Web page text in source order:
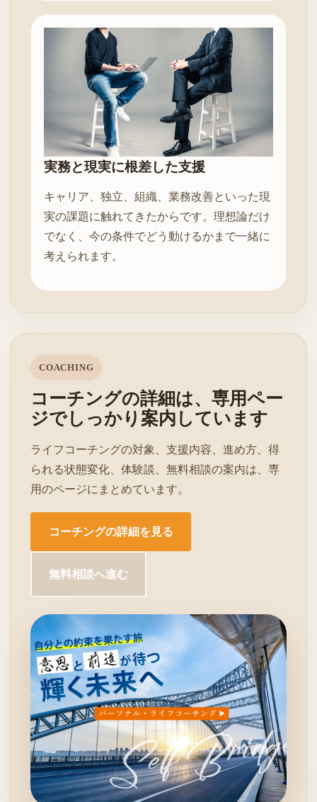
実務と現実に根差した支援
キャリア、独立、組織、業務改善といった現
実の課題に触れてきたからです。理想論だけ
でなく、今の条件でどう動けるかまで一緒に
考えられます。
COACHING
コーチングの詳細は、専用ペー
ジでしっかり案内しています
ライフコーチングの対象、支援内容、進め方、得
られる状態変化、体験談、無料相談の案内は、専
用のページにまとめています。
コーチングの詳細を見る
無料相談へ進む